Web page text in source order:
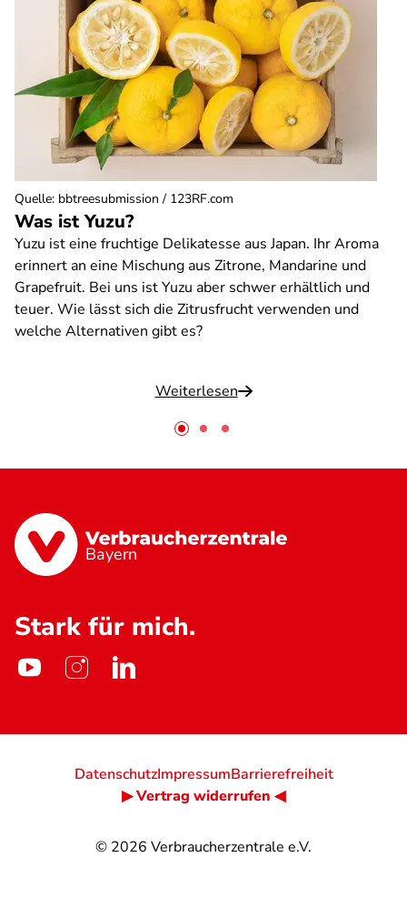
Was ist Yuzu?
Yuzu ist eine fruchtige Delikatesse aus Japan. Ihr Aroma
erinnert an eine Mischung aus Zitrone, Mandarine und
Grapefruit. Bei uns ist Yuzu aber schwer erhältlich und
teuer. Wie lässt sich die Zitrusfrucht verwenden und
welche Alternativen gibt es?
Weiterlesen
Quelle: bbtreesubmission / 123RF.com
Bayern
Stark für mich.
© 2026 Verbraucherzentrale e.V.
DatenschutzImpressumBarrierefreiheit
▶ Vertrag widerrufen ◀